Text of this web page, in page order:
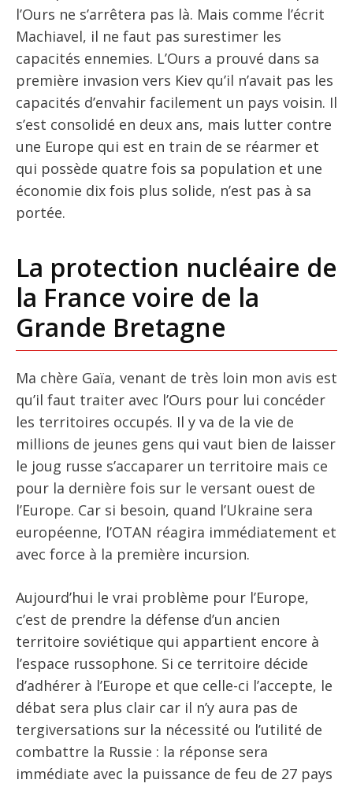
l’Ours ne s’arrêtera pas là. Mais comme l’écrit
Machiavel, il ne faut pas surestimer les
capacités ennemies. L’Ours a prouvé dans sa
première invasion vers Kiev qu’il n’avait pas les
capacités d’envahir facilement un pays voisin. Il
s’est consolidé en deux ans, mais lutter contre
une Europe qui est en train de se réarmer et
qui possède quatre fois sa population et une
économie dix fois plus solide, n’est pas à sa
portée.
La protection nucléaire de
la France voire de la
Grande Bretagne
Ma chère Gaïa, venant de très loin mon avis est
qu’il faut traiter avec l’Ours pour lui concéder
les territoires occupés. Il y va de la vie de
millions de jeunes gens qui vaut bien de laisser
le joug russe s’accaparer un territoire mais ce
pour la dernière fois sur le versant ouest de
l’Europe. Car si besoin, quand l’Ukraine sera
européenne, l’OTAN réagira immédiatement et
avec force à la première incursion.
Aujourd’hui le vrai problème pour l’Europe,
c’est de prendre la défense d’un ancien
territoire soviétique qui appartient encore à
l’espace russophone. Si ce territoire décide
d’adhérer à l’Europe et que celle-ci l’accepte, le
débat sera plus clair car il n’y aura pas de
tergiversations sur la nécessité ou l’utilité de
combattre la Russie : la réponse sera
immédiate avec la puissance de feu de 27 pays